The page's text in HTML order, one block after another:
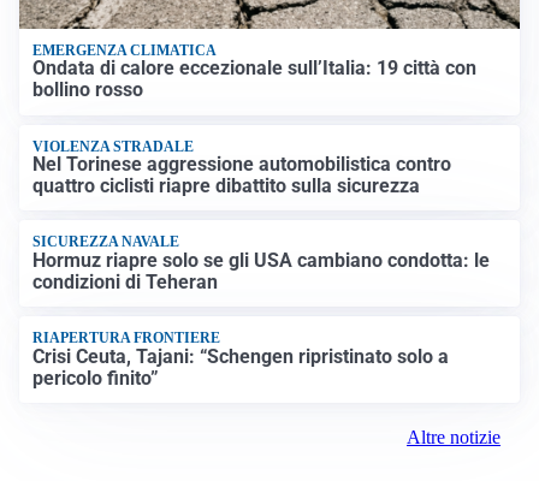
EMERGENZA CLIMATICA
Ondata di calore eccezionale sull’Italia: 19 città con
bollino rosso
VIOLENZA STRADALE
Nel Torinese aggressione automobilistica contro
quattro ciclisti riapre dibattito sulla sicurezza
SICUREZZA NAVALE
Hormuz riapre solo se gli USA cambiano condotta: le
condizioni di Teheran
RIAPERTURA FRONTIERE
Crisi Ceuta, Tajani: “Schengen ripristinato solo a
pericolo finito”
Altre notizie